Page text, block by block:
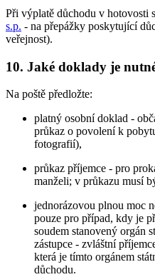
Při výplatě důchodu v hotovosti
s.p. - na přepážky poskytující
veřejnost).
10. Jaké doklady je
Na poště předložte:
platný osobní doklad -
průkaz o povolení k
fotografií),
průkaz příjemce - pro
manželi; v průkazu musí
jednorázovou plnou moc
pouze pro případ, kdy je
soudem stanovený orgán
zástupce - zvláštní
která je tímto orgánem
důchodu.